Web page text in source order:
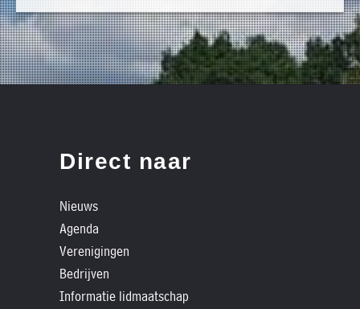
Direct naar
Nieuws
Agenda
Verenigingen
Bedrijven
Informatie lidmaatschap
Informatie
lidmaatschap
»
Foto's
Historische
verhalen
Dossiers
Penningmeester
vacant
Algemeen
lid
Anco
Hoen
Algemeen
Ids
de